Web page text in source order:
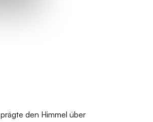
den Himmel über